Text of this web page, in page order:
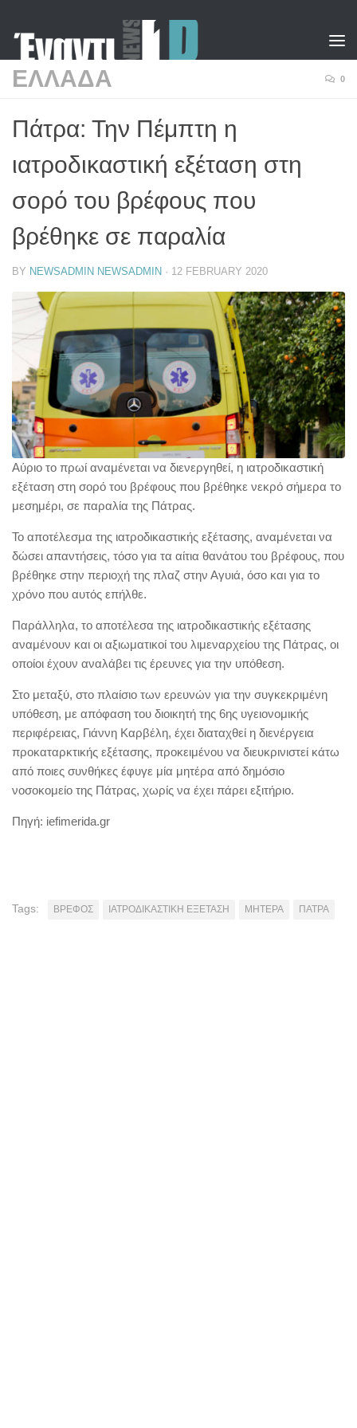
ΕΛΛΑΔΑ 0
Πάτρα: Την Πέμπτη η
ιατροδικαστική εξέταση στη
σορό του βρέφους που
βρέθηκε σε παραλία
BY NEWSADMIN NEWSADMIN · 12 FEBRUARY 2020
Αύριο το πρωί αναμένεται να διενεργηθεί, η ιατροδικαστική
εξέταση στη σορό του βρέφους που βρέθηκε νεκρό σήμερα το
μεσημέρι, σε παραλία της Πάτρας.
Το αποτέλεσμα της ιατροδικαστικής εξέτασης, αναμένεται να
δώσει απαντήσεις, τόσο για τα αίτια θανάτου του βρέφους, που
βρέθηκε στην περιοχή της πλαζ στην Αγυιά, όσο και για το
χρόνο που αυτός επήλθε.
Παράλληλα, το αποτέλεσα της ιατροδικαστικής εξέτασης
αναμένουν και οι αξιωματικοί του λιμεναρχείου της Πάτρας, οι
οποίοι έχουν αναλάβει τις έρευνες για την υπόθεση.
Στο μεταξύ, στο πλαίσιο των ερευνών για την συγκεκριμένη
υπόθεση, με απόφαση του διοικητή της 6ης υγειονομικής
περιφέρειας, Γιάννη Καρβέλη, έχει διαταχθεί η διενέργεια
προκαταρκτικής εξέτασης, προκειμένου να διευκρινιστεί κάτω
από ποιες συνθήκες έφυγε μία μητέρα από δημόσιο
νοσοκομείο της Πάτρας, χωρίς να έχει πάρει εξιτήριο.
Πηγή: iefimerida.gr
Tags: ΒΡΕΦΟΣ ΙΑΤΡΟΔΙΚΑΣΤΙΚΗ ΕΞΕΤΑΣΗ ΜΗΤΕΡΑ ΠΑΤΡΑ